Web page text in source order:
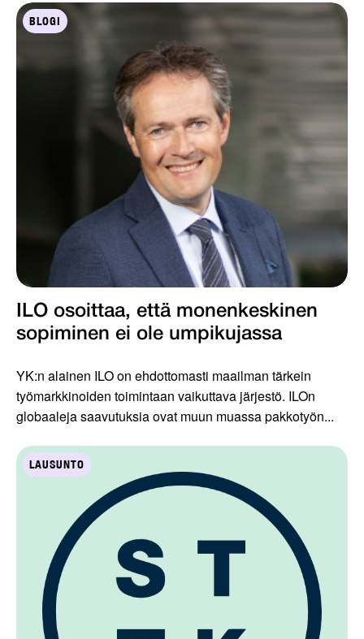
BLOGI
ILO osoittaa, että monenkeskinen
sopiminen ei ole umpikujassa
YK:n alainen ILO on ehdottomasti maailman tärkein
työmarkkinoiden toimintaan vaikuttava järjestö. ILOn
globaaleja saavutuksia ovat muun muassa pakkotyön...
LAUSUNTO